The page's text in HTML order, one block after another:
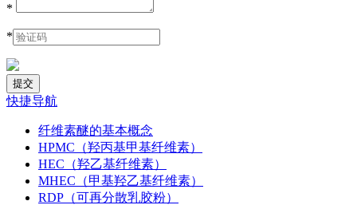
*
*
快捷导航
纤维素醚的基本概念
HPMC（羟丙基甲基纤维素）
HEC（羟乙基纤维素）
MHEC（甲基羟乙基纤维素）
RDP（可再分散乳胶粉）